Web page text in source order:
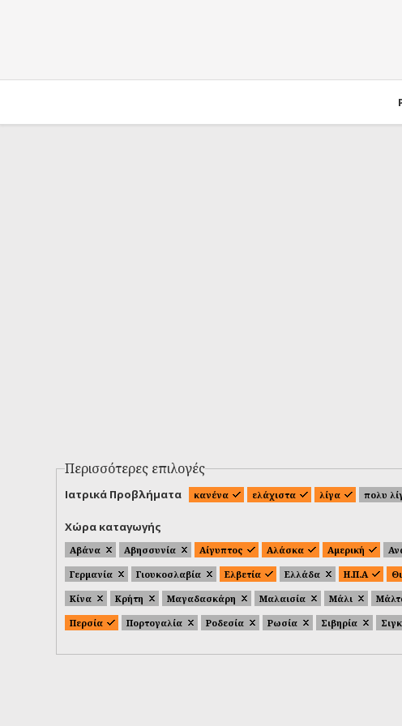
Περισσότερες επιλογές
Ιατρικά Προβλήματα κανένα ελάχιστα λίγα πολυ
Χώρα καταγωγής
Αβάνα Αβησσυνία Αίγυπτος Αλάσκα Αμερική
Γερμανία
Γιουκοσλαβία Ελβετία Ελλάδα Η.Π.Α
Κίνα
Κρήτη Μαγαδασκάρη Μαλαισία Μάλι
Περσία
Πορτογαλία Ροδεσία Ρωσία Σιβηρία